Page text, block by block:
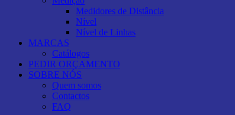
Medidores de Distância
Nível
Nível de Linhas
MARCAS
Catálogos
PEDIR ORÇAMENTO
SOBRE NÓS
Quem somos
Contactos
FAQ